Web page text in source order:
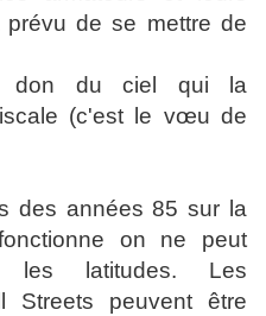
prévu de se mettre de
don du ciel qui la
(c'est le vœu de
des années 85 sur la
on ne peut
les latitudes. Les
Streets peuvent être